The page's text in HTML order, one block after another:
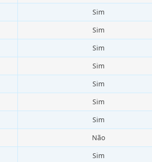
Sim
Sim
Sim
Sim
Sim
Sim
Sim
Não
Sim